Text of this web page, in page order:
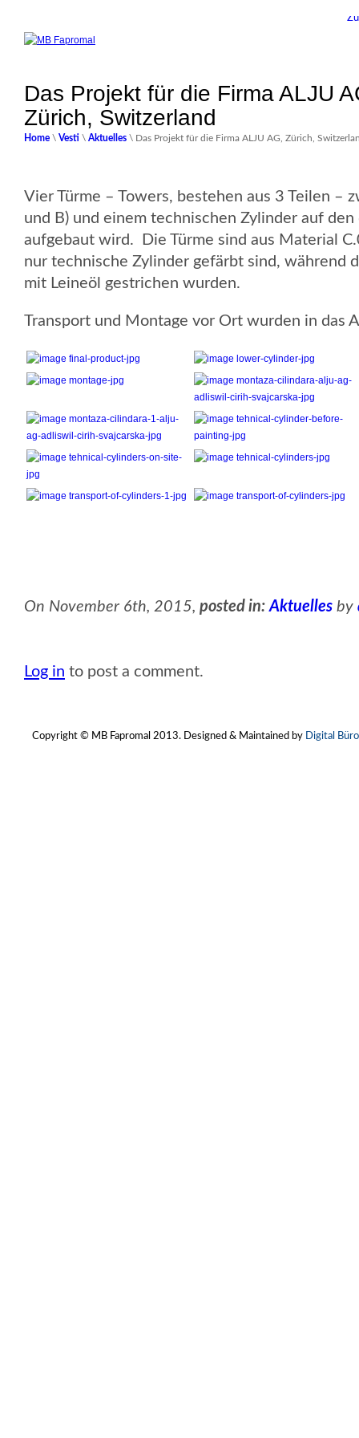
Das Projekt für die Firma ALJU
Zürich, Switzerland
Home \ Vesti \ Aktuelles \ Das Projekt für die Firma ALJU AG, Zürich,
Vier Türme – Towers, bestehen aus 3 Teilen –
und B) und einem technischen Zylinder auf den
aufgebaut wird. Die Türme sind aus Material
nur technische Zylinder gefärbt sind, während
mit Leineöl gestrichen wurden.
Transport und Montage vor Ort wurden in das
On November 6th, 2015, posted in: Aktuelles by
Log in to post a comment.
Copyright © MB Fapromal 2013. Designed & Maintained by Digital Büro